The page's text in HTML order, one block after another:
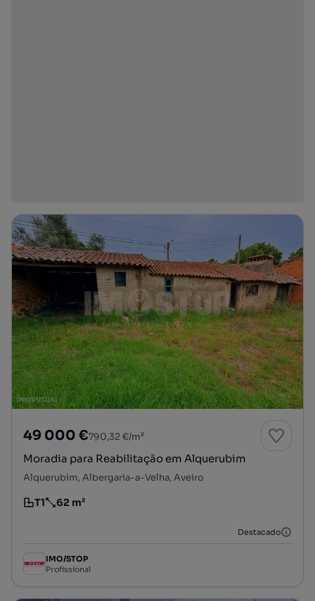
49 000 €790,32 €/m²
Moradia para Reabilitação em Alquerubim
Alquerubim, Albergaria-a-Velha, Aveiro
Tipologia
T1
Preço por metro quadrado
62 m²
Destacado
IMO/STOP
Profissional